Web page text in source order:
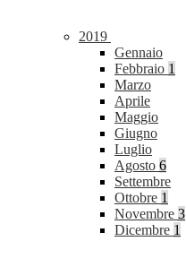
2019
Gennaio
Febbraio 1
Marzo
Aprile
Maggio
Giugno
Luglio
Agosto 6
Settembre
Ottobre 1
Novembre 3
Dicembre 1